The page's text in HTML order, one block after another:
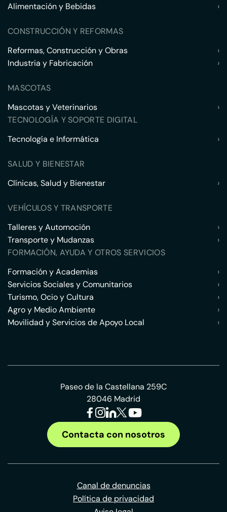
Alimentación y Bebidas
›
CONSTRUCCIÓN Y REFORMAS
Reformas, Construcción y Obras
›
Industria y Fabricación
›
MASCOTAS
Mascotas y Veterinarios
›
TECNOLOGÍA Y SOPORTE DIGITAL
Tecnología e Informática
›
SALUD Y BIENESTAR
Clínicas, Salud y Bienestar
›
VEHÍCULOS Y TRANSPORTE
Talleres y Automoción
›
Transporte y Mudanzas
›
FORMACIÓN, AYUDA Y OTROS SERVICIOS
Formación y Academias
›
Servicios Sociales y Comunitarios
›
Turismo, Ocio y Cultura
›
Agro y Medio Ambiente
›
Movilidad y Servicios de Apoyo Local
›
Paseo de la Castellana 259C
28046 Madrid
Contacta con nosotros
Canal de denuncias
Política de privacidad